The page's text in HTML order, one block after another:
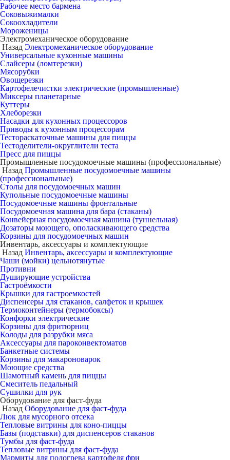
Рабочее место бармена
Соковыжималки
Сокоохладители
Мороженицы
Электромеханическое оборудование
Назад Электромеханическое оборудование
Универсальные кухонные машины
Слайсеры (ломтерезки)
Мясорубки
Овощерезки
Картофелечистки электрические (промышленные)
Миксеры планетарные
Куттеры
Хлеборезки
Насадки для кухонных процессоров
Приводы к кухонным процессорам
Тестораскаточные машины для пиццы
Тестоделители-округлители теста
Пресс для пиццы
Промышленные посудомоечные машины (профессиональные)
Назад Промышленные посудомоечные машины
(профессиональные)
Столы для посудомоечных машин
Купольные посудомоечные машины
Посудомоечные машины фронтальные
Посудомоечная машина для бара (стаканы)
Конвейерная посудомоечная машина (туннельная)
Дозаторы моющего, ополаскивающего средства
Корзины для посудомоечных машин
Инвентарь, аксессуары и комплектующие
Назад Инвентарь, аксессуары и комплектующие
Чаши (мойки) цельнотянутые
Противни
Душирующие устройства
Гастроёмкости
Крышки для гастроемкостей
Диспенсеры для стаканов, салфеток и крышек
Термоконтейнеры (термобоксы)
Конфорки электрические
Корзины для фритюрниц
Колоды для разрубки мяса
Аксессуары для пароконвектоматов
Банкетные системы
Корзины для макароноварок
Моющие средства
Шамотный камень для пиццы
Смеситель педальный
Сушилки для рук
Оборудование для фаст-фуда
Назад Оборудование для фаст-фуда
Люк для мусорного отсека
Тепловые витрины для коно-пиццы
Базы (подставки) для диспенсеров стаканов
Тумбы для фаст-фуда
Тепловые витрины для фаст-фуда
Мармиты для подогрева картофеля фри